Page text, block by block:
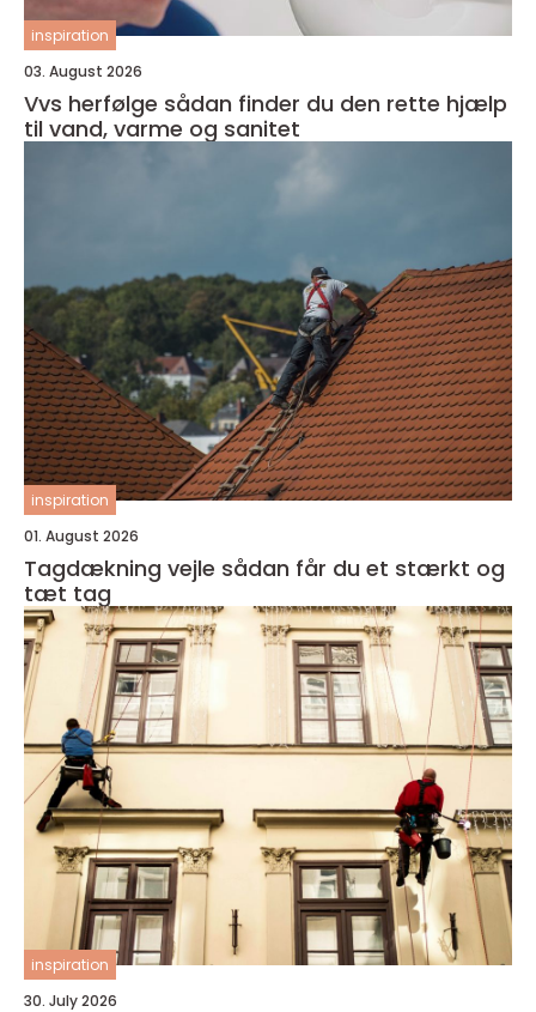
inspiration
03. August 2026
Vvs herfølge sådan finder du den rette hjælp
til vand, varme og sanitet
inspiration
01. August 2026
Tagdækning vejle sådan får du et stærkt og
tæt tag
inspiration
30. July 2026